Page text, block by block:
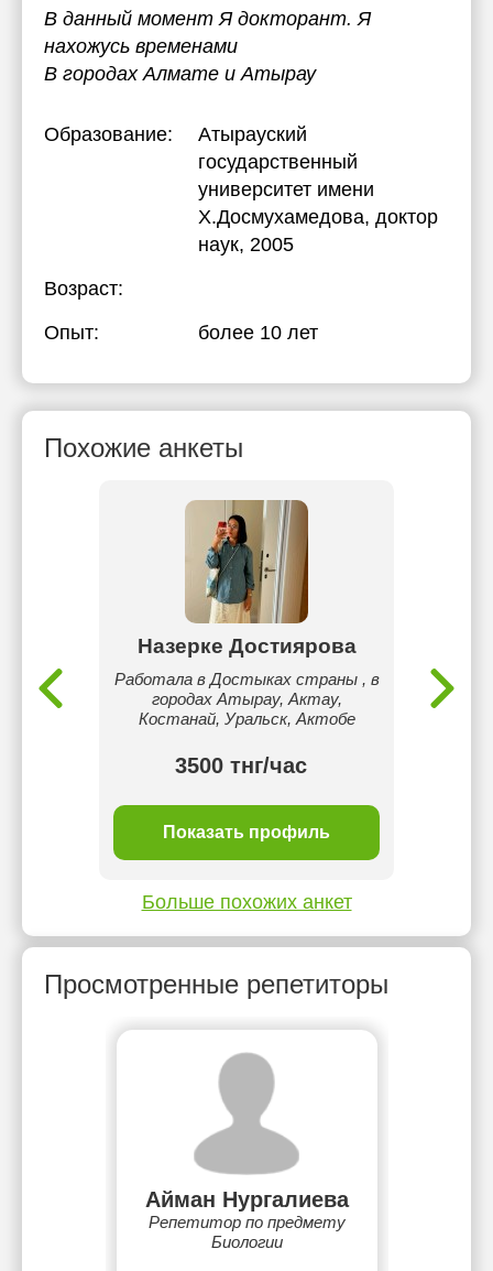
В данный момент Я докторант. Я
нахожусь временами
В городах Алмате и Атырау
Образование:
Атырауский
государственный
университет имени
Х.Досмухамедова, доктор
наук, 2005
Возраст:
Опыт:
более 10 лет
Похожие анкеты
Назерке Достиярова
Работала в Достыках страны , в
городах Атырау, Актау,
Костанай, Уральск, Актобе
3500 тнг/час
Показать профиль
Орал
Больше похожих анкет
Просмотренные репетиторы
Айман Нургалиева
Репетитор по предмету
Биологии